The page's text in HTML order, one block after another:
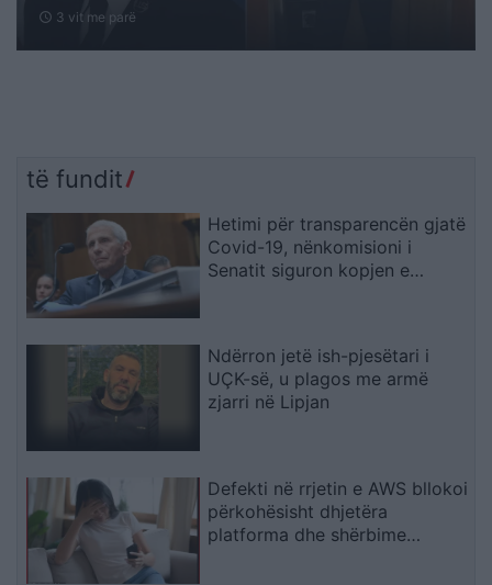
schedule 3 vit me parë
të fundit
Hetimi për transparencën gjatë
Covid-19, nënkomisioni i
Senatit siguron kopjen e
Ndërron jetë ish-pjesëtari i
UÇK-së, u plagos me armë
zjarri në Lipjan
Defekti në rrjetin e AWS bllokoi
përkohësisht dhjetëra
platforma dhe shërbime